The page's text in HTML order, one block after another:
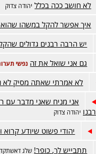
לא חושב ככה בכלל יהודה צדוק
איך אפשר להקל במשהו שהוא
יש הרבה רבנים גדולים
גם אני שואל את זה נפשי
לא אמרתי שאתה מסיק לא
אני מניח שאני מדבר עם
רבנו יהודה צדוק
יהודי פשוט שיודע קרוא
תתבייש לך, כופר! שלג דאשתקד